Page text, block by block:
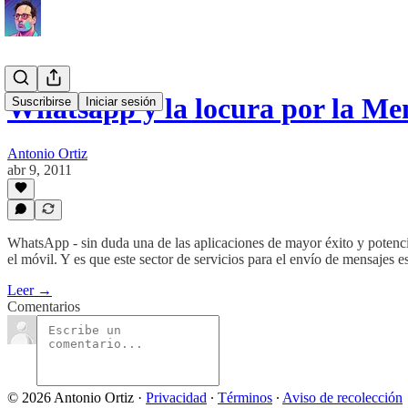
Suscribirse Iniciar sesión
Whatsapp y la locura por la
Antonio Ortiz
abr 9, 2011
WhatsApp - sin duda una de las aplicaciones de mayor éxito y
el móvil. Y es que este sector de servicios para el envío de
Leer →
Comentarios
© 2026 Antonio Ortiz · Privacidad ∙ Términos ∙ Aviso de recolección